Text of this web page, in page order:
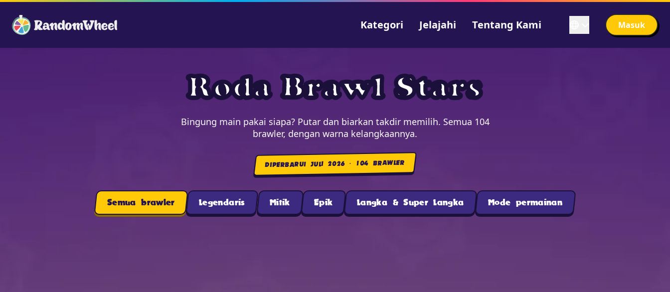
Kategori Jelajahi Tentang Kami Masuk
Roda Brawl Stars
Bingung main pakai siapa? Putar dan biarkan takdir memilih. Semua 104
brawler, dengan warna kelangkaannya.
DIPERBARUI JULI 2026 · 104 BRAWLER
Semua brawler Legendaris Mitik Epik Langka & Super Langka Mode permainan